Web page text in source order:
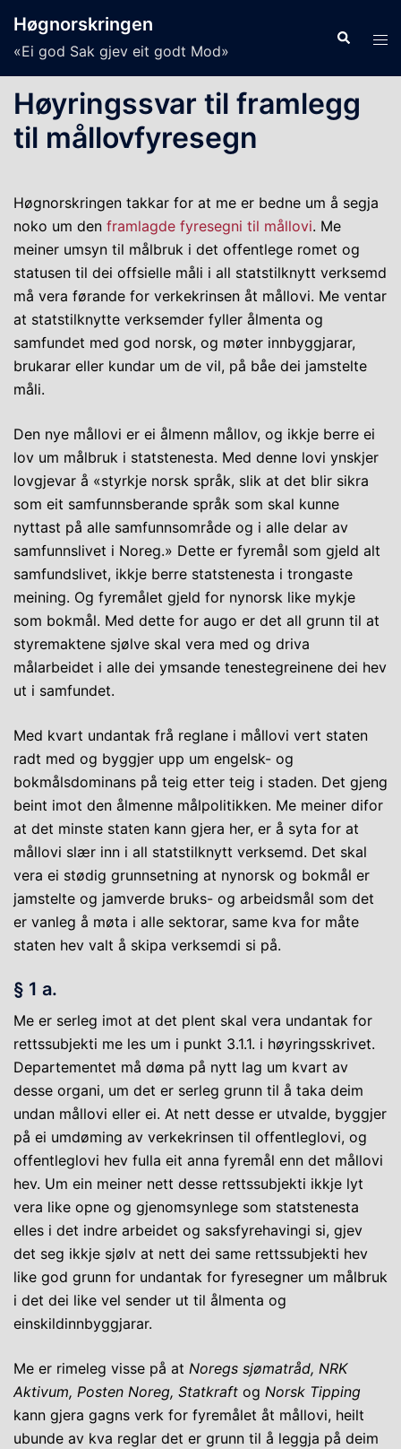
content
Høgnorskringen
«Ei god Sak gjev eit godt Mod»
Search
Høyringssvar til framlegg
til mållovfyresegn
Høgnorskringen takkar for at me er bedne um å segja
noko um den framlagde fyresegni til mållovi. Me
meiner umsyn til målbruk i det offentlege romet og
statusen til dei offsielle måli i all statstilknytt verksemd
må vera førande for verkekrinsen åt mållovi. Me ventar
at statstilknytte verksemder fyller ålmenta og
samfundet med god norsk, og møter innbyggjarar,
brukarar eller kundar um de vil, på båe dei jamstelte
måli.
Den nye mållovi er ei ålmenn mållov, og ikkje berre ei
lov um målbruk i statstenesta. Med denne lovi ynskjer
lovgjevar å «styrkje norsk språk, slik at det blir sikra
som eit samfunnsberande språk som skal kunne
nyttast på alle samfunnsområde og i alle delar av
samfunnslivet i Noreg.» Dette er fyremål som gjeld alt
samfundslivet, ikkje berre statstenesta i trongaste
meining. Og fyremålet gjeld for nynorsk like mykje
som bokmål. Med dette for augo er det all grunn til at
styremaktene sjølve skal vera med og driva
målarbeidet i alle dei ymsande tenestegreinene dei hev
ut i samfundet.
Med kvart undantak frå reglane i mållovi vert staten
radt med og byggjer upp um engelsk- og
bokmålsdominans på teig etter teig i staden. Det gjeng
beint imot den ålmenne målpolitikken. Me meiner difor
at det minste staten kann gjera her, er å syta for at
mållovi slær inn i all statstilknytt verksemd. Det skal
vera ei stødig grunnsetning at nynorsk og bokmål er
jamstelte og jamverde bruks- og arbeidsmål som det
er vanleg å møta i alle sektorar, same kva for måte
staten hev valt å skipa verksemdi si på.
§ 1 a.
Me er serleg imot at det plent skal vera undantak for
rettssubjekti me les um i punkt 3.1.1. i høyringsskrivet.
Departementet må døma på nytt lag um kvart av
desse organi, um det er serleg grunn til å taka deim
undan mållovi eller ei. At nett desse er utvalde, byggjer
på ei umdøming av verkekrinsen til offentleglovi, og
offentleglovi hev fulla eit anna fyremål enn det mållovi
hev. Um ein meiner nett desse rettssubjekti ikkje lyt
vera like opne og gjenomsynlege som statstenesta
elles i det indre arbeidet og saksfyrehavingi si, gjev
det seg ikkje sjølv at nett dei same rettssubjekti hev
like god grunn for undantak for fyresegner um målbruk
i det dei like vel sender ut til ålmenta og
einskildinnbyggjarar.
Me er rimeleg visse på at Noregs sjømatråd, NRK
Aktivum, Posten Noreg, Statkraft og Norsk Tipping
kann gjera gagns verk for fyremålet åt mållovi, heilt
ubunde av kva reglar det er grunn til å leggja på deim